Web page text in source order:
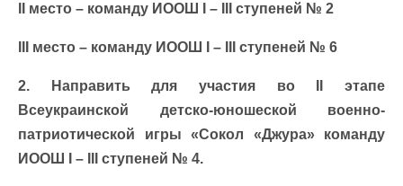
II место – команду ИООШ І – ІІІ ступеней № 2
III место – команду ИООШ І – ІІІ ступеней № 6
2. Направить для участия во ІІ этапе
Всеукраинской детско-юношеской военно-
патриотической игры «Сокол «Джура» команду
ИООШ І – ІІІ ступеней № 4.